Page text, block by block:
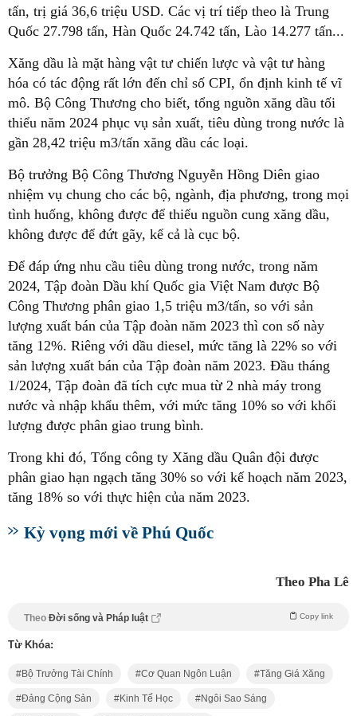
tấn, trị giá 36,6 triệu USD. Các vị trí tiếp theo là Trung
Quốc 27.798 tấn, Hàn Quốc 24.742 tấn, Lào 14.277 tấn...
Xăng dầu là mặt hàng vật tư chiến lược và vật tư hàng
hóa có tác động rất lớn đến chỉ số CPI, ổn định kinh tế vĩ
mô. Bộ Công Thương cho biết, tổng nguồn xăng dầu tối
thiểu năm 2024 phục vụ sản xuất, tiêu dùng trong nước là
gần 28,42 triệu m3/tấn xăng dầu các loại.
Bộ trưởng Bộ Công Thương Nguyễn Hồng Diên giao
nhiệm vụ chung cho các bộ, ngành, địa phương, trong mọi
tình huống, không được để thiếu nguồn cung xăng dầu,
không được để đứt gãy, kể cả là cục bộ.
Để đáp ứng nhu cầu tiêu dùng trong nước, trong năm
2024, Tập đoàn Dầu khí Quốc gia Việt Nam được Bộ
Công Thương phân giao 1,5 triệu m3/tấn, so với sản
lượng xuất bán của Tập đoàn năm 2023 thì con số này
tăng 12%. Riêng với dầu diesel, mức tăng là 22% so với
sản lượng xuất bán của Tập đoàn năm 2023. Đầu tháng
1/2024, Tập đoàn đã tích cực mua từ 2 nhà máy trong
nước và nhập khẩu thêm, với mức tăng 10% so với khối
lượng được phân giao trung bình.
Trong khi đó, Tổng công ty Xăng dầu Quân đội được
phân giao hạn ngạch tăng 30% so với kế hoạch năm 2023,
tăng 18% so với thực hiện của năm 2023.
Kỳ vọng mới về Phú Quốc
Theo Pha Lê
Theo Đời sống và Pháp luật Copy link
Từ Khóa:
Bộ Trưởng Tài Chính Cơ Quan Ngôn Luận Tăng Giá Xăng
Đảng Cộng Sản Kinh Tế Học Ngôi Sao Sáng